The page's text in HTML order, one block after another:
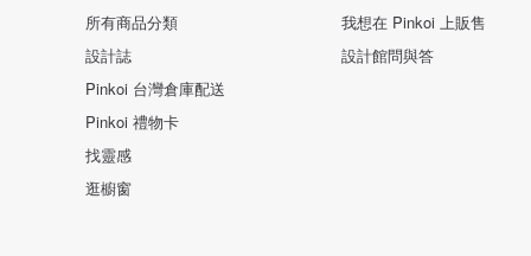
所有商品分類
設計誌
Pinkoi 台灣倉庫配送
Pinkoi 禮物卡
找靈感
逛櫥窗
我想在 Pinkoi 上販售
設計館問與答